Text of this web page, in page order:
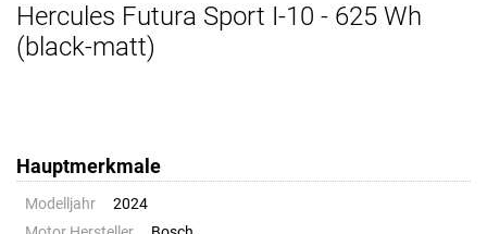
Hercules Futura Sport I-10 - 625 Wh
(black-matt)
Hauptmerkmale
Modelljahr
2024